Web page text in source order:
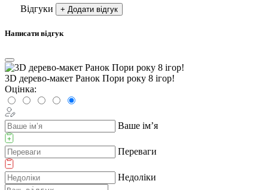
Відгуки
+ Додати відгук
Написати відгук
3D дерево-макет Ранок Пори року 8 ігор!
Оцінка:
Ваше ім’я
Переваги
Недоліки